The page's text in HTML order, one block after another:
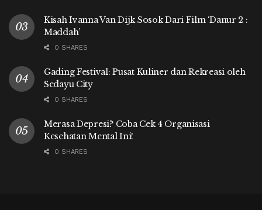
Kisah Ivanna Van Dijk Sosok Dari Film ‘Danur 2 :
Maddah’
0 SHARES
Gading Festival: Pusat Kuliner dan Rekreasi oleh
Sedayu City
0 SHARES
Merasa Depresi? Coba Cek 4 Organisasi
Kesehatan Mental Ini!
0 SHARES